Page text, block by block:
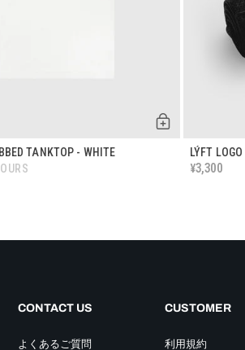
TANKTOP - WHITE
LÝFT
¥3,300
CONTACT US
よくあるご質問
CUSTOMER
利用規約